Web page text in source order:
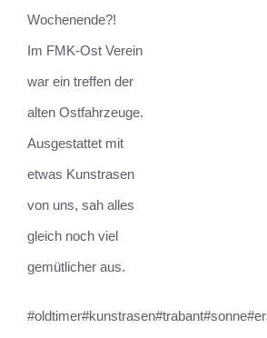
Wochenende?!
Im FMK-Ost Verein
war ein treffen der
alten Ostfahrzeuge.
Ausgestattet mit
etwas Kunstrasen
von uns, sah alles
gleich noch viel
gemütlicher aus.